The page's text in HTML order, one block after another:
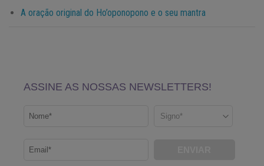
A oração original do Ho’oponopono e o seu mantra